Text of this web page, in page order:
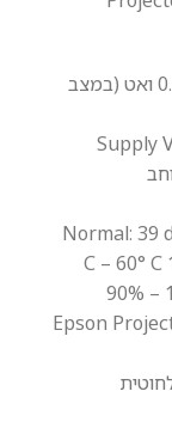
405 ואט, 323 ואט (חיסכון), 0.5 ואט (במצב
Supply
Normal: 39
Epson